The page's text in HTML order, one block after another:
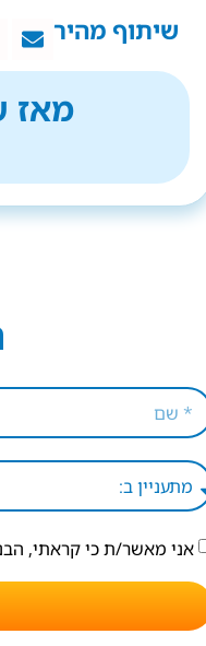
שיתוף מהיר
מאז
אני מאשר/ת כי קראתי,